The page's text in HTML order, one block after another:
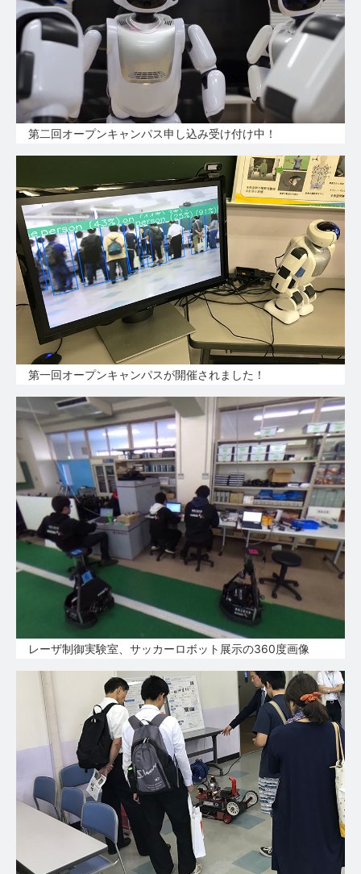
第二回オープンキャンパス申し込み受け付け中！
第一回オープンキャンパスが開催されました！
レーザ制御実験室、サッカーロボット展示の360度画像